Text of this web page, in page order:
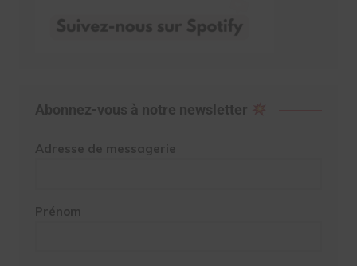
Abonnez-vous à notre newsletter
Adresse de messagerie
Prénom